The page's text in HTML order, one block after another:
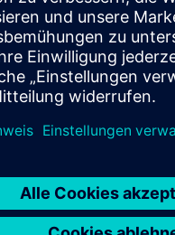
Explore products